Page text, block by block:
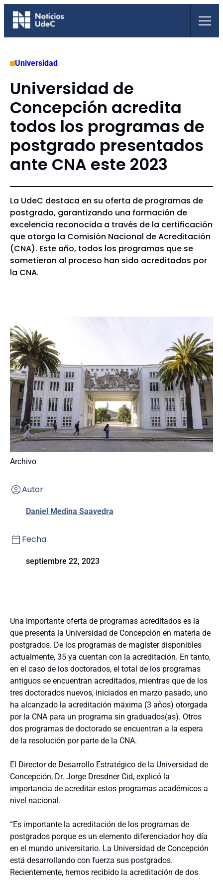
Saltar
Universidad
Universidad de
Concepción acredita
todos los programas de
postgrado presentados
ante CNA este 2023
La UdeC destaca en su oferta de programas de
postgrado, garantizando una formación de
excelencia reconocida a través de la certificación
que otorga la Comisión Nacional de Acreditación
(CNA). Este año, todos los programas que se
sometieron al proceso han sido acreditados por
la CNA.
Archivo
Autor
Daniel Medina Saavedra
Fecha
septiembre 22, 2023
Una importante oferta de programas acreditados es la
que presenta la Universidad de Concepción en materia de
postgrados. De los programas de magíster disponibles
actualmente, 35 ya cuentan con la acreditación. En tanto,
en el caso de los doctorados, el total de los programas
antiguos se encuentran acreditados, mientras que de los
tres doctorados nuevos, iniciados en marzo pasado, uno
ha alcanzado la acreditación máxima (3 años) otorgada
por la CNA para un programa sin graduados(as). Otros
dos programas de doctorado se encuentran a la espera
de la resolución por parte de la CNA.
El Director de Desarrollo Estratégico de la Universidad de
Concepción, Dr. Jorge Dresdner Cid, explicó la
importancia de acreditar estos programas académicos a
nivel nacional.
“Es importante la acreditación de los programas de
postgrados porque es un elemento diferenciador hoy día
en el mundo universitario. La Universidad de Concepción
está desarrollando con fuerza sus postgrados.
Recientemente, hemos recibido la acreditación de dos